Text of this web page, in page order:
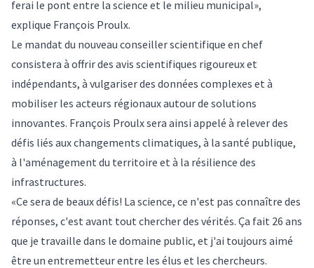
ferai le pont entre la science et le milieu municipal»,
explique François Proulx.
Le mandat du nouveau conseiller scientifique en chef
consistera à offrir des avis scientifiques rigoureux et
indépendants, à vulgariser des données complexes et à
mobiliser les acteurs régionaux autour de solutions
innovantes. François Proulx sera ainsi appelé à relever des
défis liés aux changements climatiques, à la santé publique,
à l'aménagement du territoire et à la résilience des
infrastructures.
«Ce sera de beaux défis! La science, ce n'est pas connaître des
réponses, c'est avant tout chercher des vérités. Ça fait 26 ans
que je travaille dans le domaine public, et j'ai toujours aimé
être un entremetteur entre les élus et les chercheurs.